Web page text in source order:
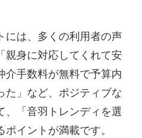
には、多くの利用者の声
親身に対応してくれて安
介手数料が無料で予算内
た」など、ポジティブな
、「音羽トレンディを選
イントが満載です。